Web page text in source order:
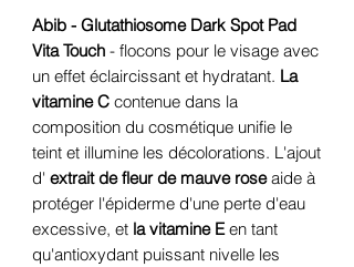
Abib - Glutathiosome Dark Spot Pad
Vita Touch - flocons pour le visage avec
un effet éclaircissant et hydratant. La
vitamine C contenue dans la
composition du cosmétique unifie le
teint et illumine les décolorations. L'ajout
d' extrait de fleur de mauve roseaide à
protéger l'épiderme d'une perte d'eau
excessive, et la vitamine Een tant
qu'antioxydant puissant nivelle les